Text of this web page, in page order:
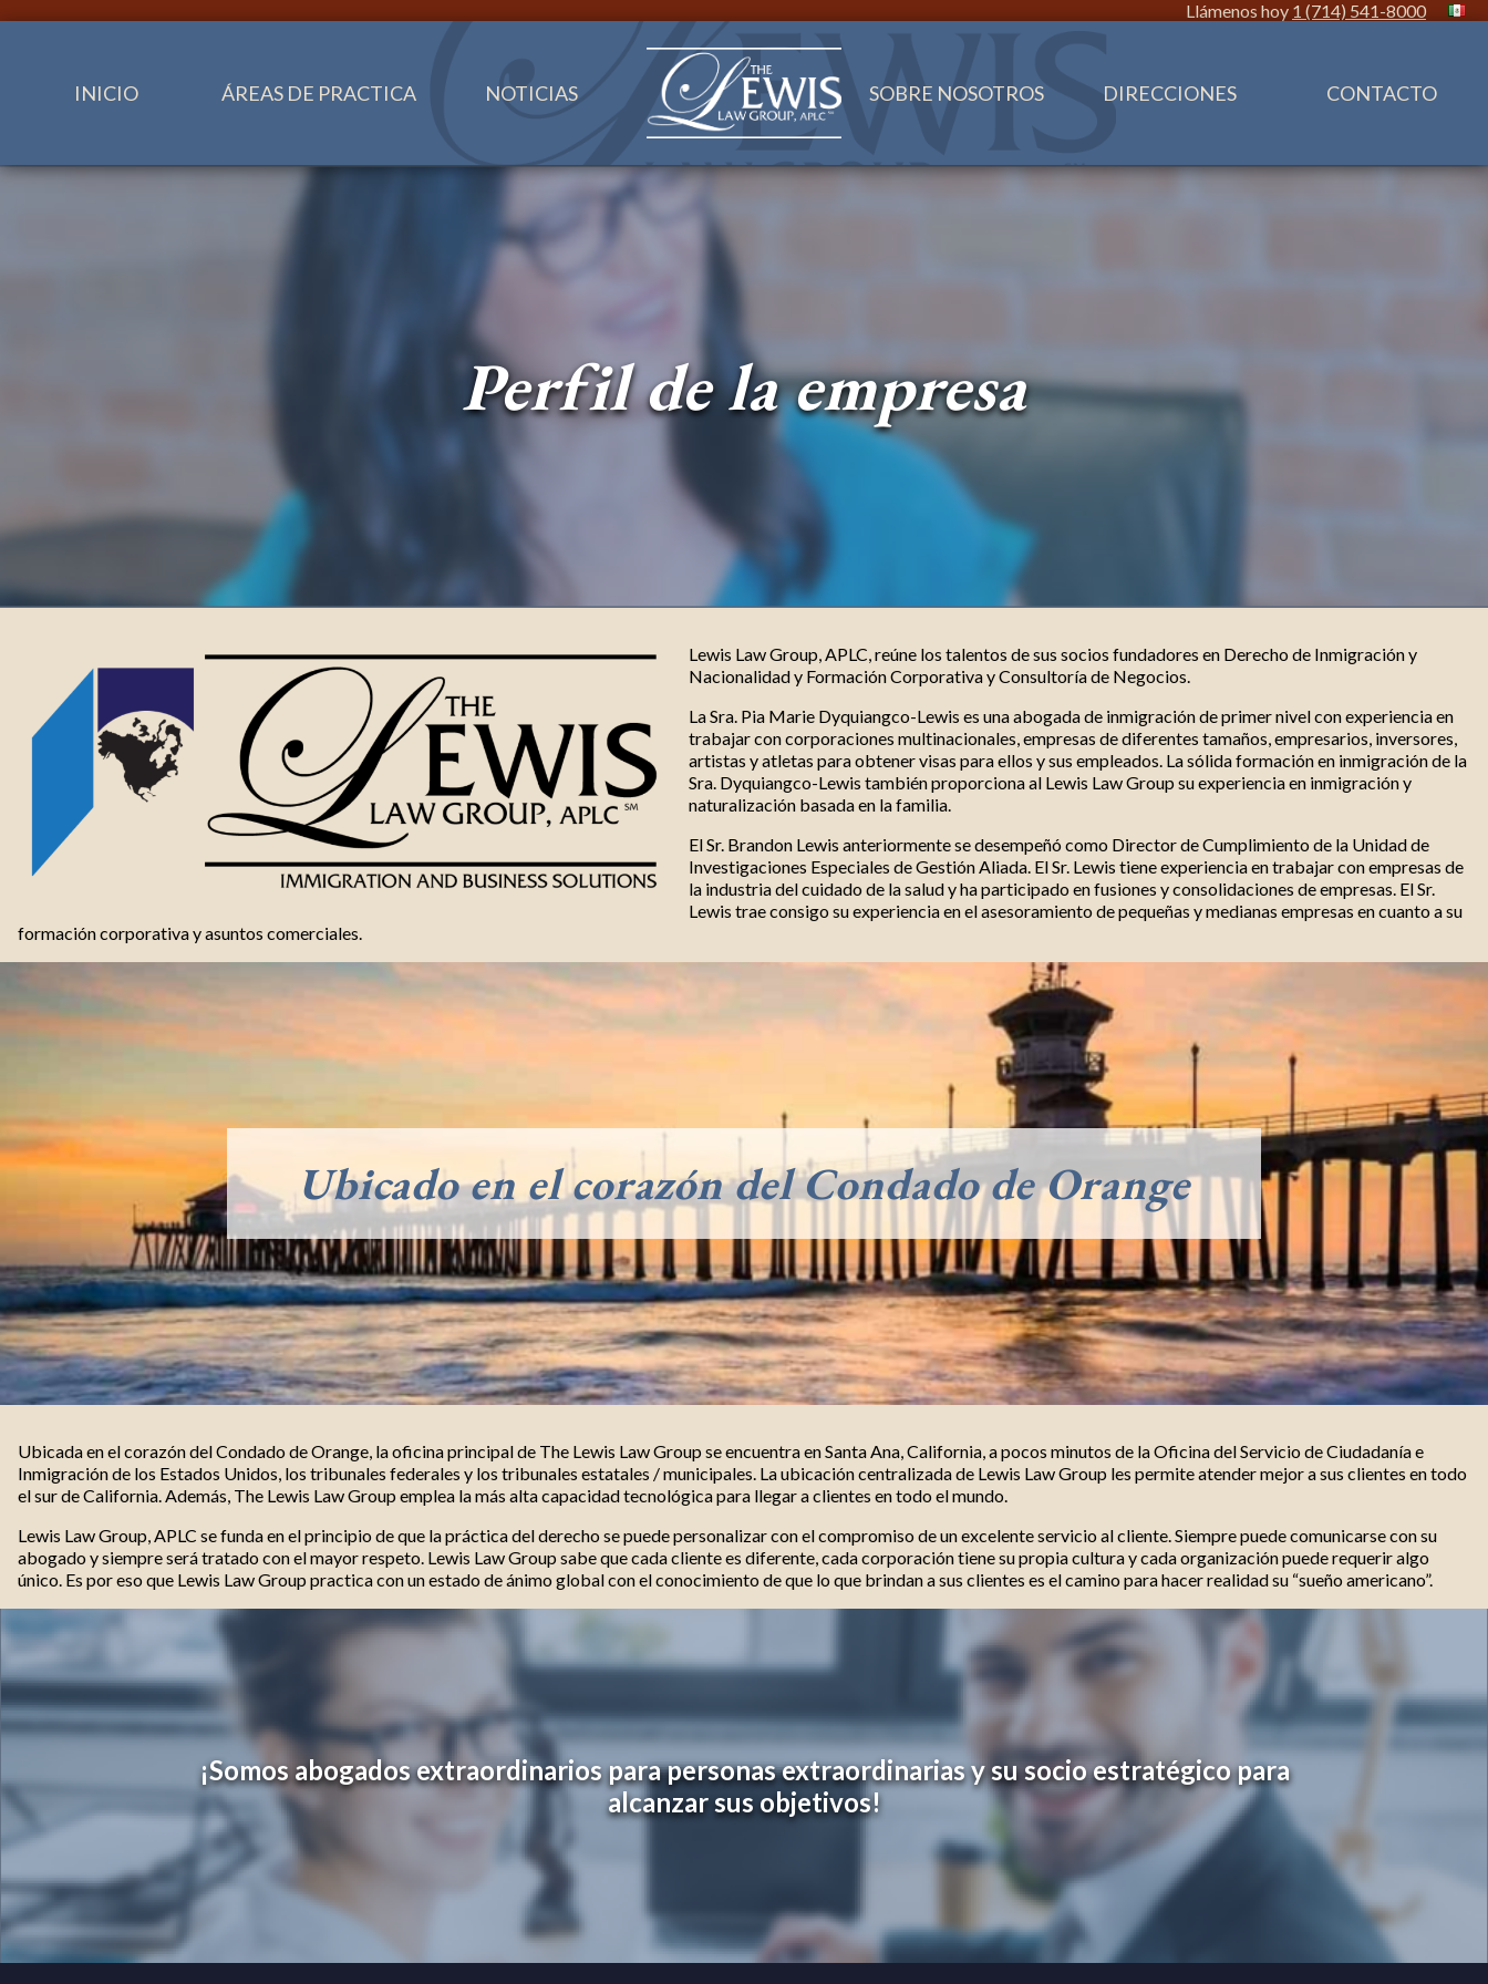
Llámenos hoy 1 (714) 541-8000
INICIO ÁREAS DE PRACTICA NOTICIAS SOBRE NOSOTROS DIRECCIONES CONTACTO
Perfil de la empresa
Lewis Law Group, APLC, reúne los talentos de sus socios fundadores en Derecho de Inmigración y
Nacionalidad y Formación Corporativa y Consultoría de Negocios.
La Sra. Pia Marie Dyquiangco-Lewis es una abogada de inmigración de primer nivel con experiencia en
trabajar con corporaciones multinacionales, empresas de diferentes tamaños, empresarios, inversores,
artistas y atletas para obtener visas para ellos y sus empleados. La sólida formación en inmigración de la
Sra. Dyquiangco-Lewis también proporciona al Lewis Law Group su experiencia en inmigración y
naturalización basada en la familia.
El Sr. Brandon Lewis anteriormente se desempeñó como Director de Cumplimiento de la Unidad de
Investigaciones Especiales de Gestión Aliada. El Sr. Lewis tiene experiencia en trabajar con empresas de
la industria del cuidado de la salud y ha participado en fusiones y consolidaciones de empresas. El Sr.
Lewis trae consigo su experiencia en el asesoramiento de pequeñas y medianas empresas en cuanto a su
formación corporativa y asuntos comerciales.
Ubicado en el corazón del Condado de Orange
Ubicada en el corazón del Condado de Orange, la oficina principal de The Lewis Law Group se encuentra en Santa Ana, California, a pocos minutos de la Oficina del Servicio de Ciudadanía e
Inmigración de los Estados Unidos, los tribunales federales y los tribunales estatales / municipales. La ubicación centralizada de Lewis Law Group les permite atender mejor a sus clientes en todo
el sur de California. Además, The Lewis Law Group emplea la más alta capacidad tecnológica para llegar a clientes en todo el mundo.
Lewis Law Group, APLC se funda en el principio de que la práctica del derecho se puede personalizar con el compromiso de un excelente servicio al cliente. Siempre puede comunicarse con su
abogado y siempre será tratado con el mayor respeto. Lewis Law Group sabe que cada cliente es diferente, cada corporación tiene su propia cultura y cada organización puede requerir algo
único. Es por eso que Lewis Law Group practica con un estado de ánimo global con el conocimiento de que lo que brindan a sus clientes es el camino para hacer realidad su “sueño americano”.
¡Somos abogados extraordinarios para personas extraordinarias y su socio estratégico para
alcanzar sus objetivos!